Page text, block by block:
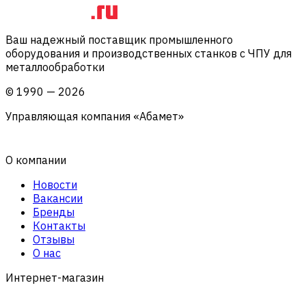
Ваш надежный поставщик промышленного
оборудования и производственных станков с ЧПУ для
металлообработки
© 1990 — 2026
Управляющая компания «Абамет»
О компании
Новости
Вакансии
Бренды
Контакты
Отзывы
О нас
Интернет-магазин